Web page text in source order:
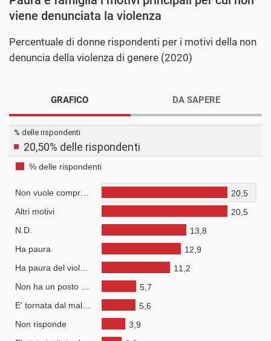
viene denunciata la violenza
Percentuale di donne rispondenti per i motivi della non
denuncia della violenza di genere (2020)
GRAFICO DA SAPERE